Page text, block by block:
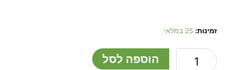
זמינות: 25 במלאי
כמות
אולר
מקורי
הוספה לסל